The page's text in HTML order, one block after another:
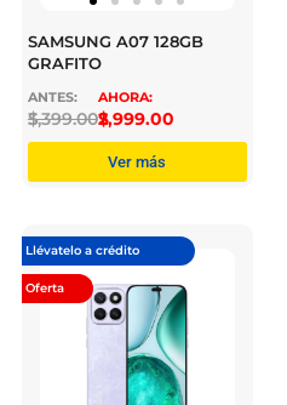
SAMSUNG A07 128GB
GRAFITO
$
3,399.00$
2,999.00
Ver más
Llévatelo a crédito
Oferta